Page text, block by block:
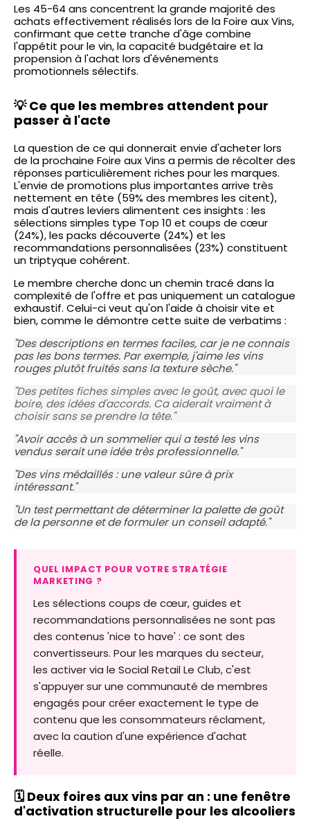
Les 45-64 ans concentrent la grande majorité des
achats effectivement réalisés lors de la Foire aux Vins,
confirmant que cette tranche d'âge combine
l'appétit pour le vin, la capacité budgétaire et la
propension à l'achat lors d'événements
promotionnels sélectifs.
💡 Ce que les membres attendent pour
passer à l'acte
La question de ce qui donnerait envie d'acheter lors
de la prochaine Foire aux Vins a permis de récolter des
réponses particulièrement riches pour les marques.
L'envie de promotions plus importantes arrive très
nettement en tête (59% des membres les citent),
mais d'autres leviers alimentent ces insights : les
sélections simples type Top 10 et coups de cœur
(24%), les packs découverte (24%) et les
recommandations personnalisées (23%) constituent
un triptyque cohérent.
Le membre cherche donc un chemin tracé dans la
complexité de l'offre et pas uniquement un catalogue
exhaustif. Celui-ci veut qu'on l'aide à choisir vite et
bien, comme le démontre cette suite de verbatims :
"Des descriptions en termes faciles, car je ne connais
pas les bons termes. Par exemple, j'aime les vins
rouges plutôt fruités sans la texture sèche."
"Des petites fiches simples avec le goût, avec quoi le
boire, des idées d'accords. Ca aiderait vraiment à
choisir sans se prendre la tête."
"Avoir accès à un sommelier qui a testé les vins
vendus serait une idée très professionnelle."
"Des vins médaillés : une valeur sûre à prix
intéressant."
"Un test permettant de déterminer la palette de goût
de la personne et de formuler un conseil adapté."
QUEL IMPACT POUR VOTRE STRATÉGIE
MARKETING ?
Les sélections coups de cœur, guides et
recommandations personnalisées ne sont pas
des contenus 'nice to have' : ce sont des
convertisseurs. Pour les marques du secteur,
les activer via le Social Retail Le Club, c'est
s'appuyer sur une communauté de membres
engagés pour créer exactement le type de
contenu que les consommateurs réclament,
avec la caution d'une expérience d'achat
réelle.
🗓️ Deux foires aux vins par an : une fenêtre
d'activation structurelle pour les alcooliers